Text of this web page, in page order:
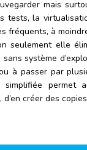
mais
tests, la
fréquents, à
seulement elle
système
à passer par
simplifiée permet
créer des